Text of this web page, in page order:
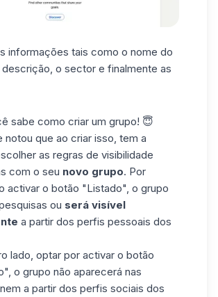
informações tais como o nome do
descrição, o sector e finalmente as
sabe como criar um grupo! 😇
notou que ao criar isso, tem a
as regras de visibilidade
com o seu novo grupo. Por
activar o botão "Listado", o grupo
ou será visível
a partir dos perfis pessoais dos
lado, optar por activar o botão
o grupo não aparecerá nas
a partir dos perfis sociais dos